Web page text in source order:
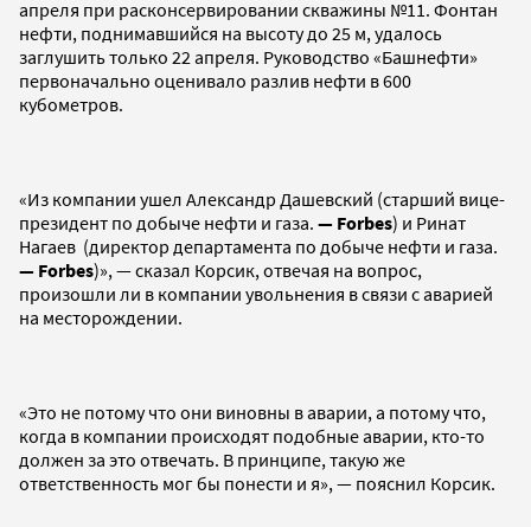
апреля при расконсервировании скважины №11. Фонтан
нефти, поднимавшийся на высоту до 25 м, удалось
заглушить только 22 апреля. Руководство «Башнефти»
первоначально оценивало разлив нефти в 600
кубометров.
«Из компании ушел Александр Дашевский (старший вице-
президент по добыче нефти и газа. — Forbes) и Ринат
Нагаев (директор департамента по добыче нефти и газа.
— Forbes)», — сказал Корсик, отвечая на вопрос,
произошли ли в компании увольнения в связи с аварией
на месторождении.
«Это не потому что они виновны в аварии, а потому что,
когда в компании происходят подобные аварии, кто-то
должен за это отвечать. В принципе, такую же
ответственность мог бы понести и я», — пояснил Корсик.